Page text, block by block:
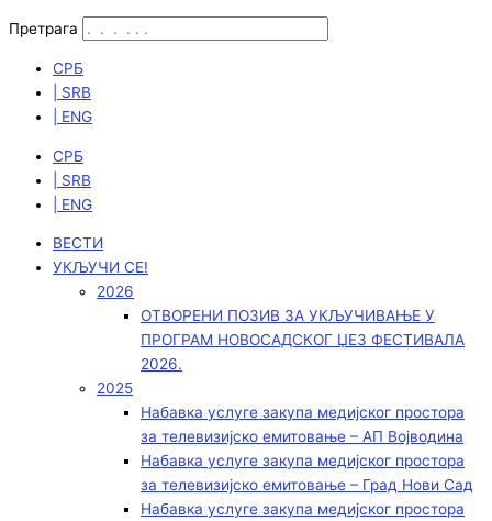
Претрага
СРБ
| SRB
| ENG
СРБ
| SRB
| ENG
ВЕСТИ
УКЉУЧИ СЕ!
2026
ОТВОРЕНИ ПОЗИВ ЗА УКЉУЧИВАЊЕ У
ПРОГРАМ НОВОСАДСКОГ ЏЕЗ ФЕСТИВАЛА
2026.
2025
Набавка услуге закупа медијског простора
за телевизијско емитовање – АП Војводинa
Набавка услуге закупа медијског простора
за телевизијско емитовање – Град Нови Сад
Набавка услуге закупа медијског простора